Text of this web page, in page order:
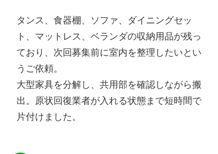
タンス、食器棚、ソファ、ダイニングセッ
ト、マットレス、ベランダの収納用品が残っ
ており、次回募集前に室内を整理したいとい
うご依頼。
大型家具を分解し、共用部を確認しながら搬
出。原状回復業者が入れる状態まで短時間で
片付けました。